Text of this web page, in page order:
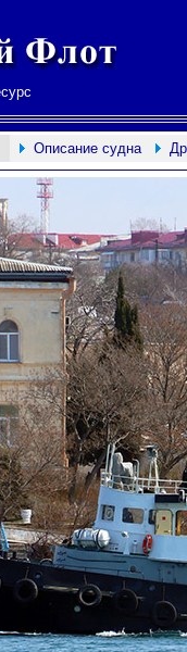
Описание судна